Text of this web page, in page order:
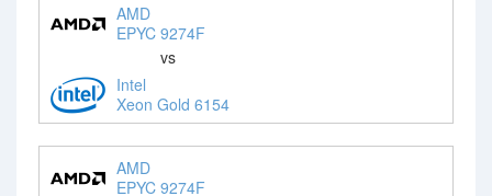
AMD
EPYC 9274F
vs
Intel
Xeon Gold 6154
AMD
EPYC 9274F